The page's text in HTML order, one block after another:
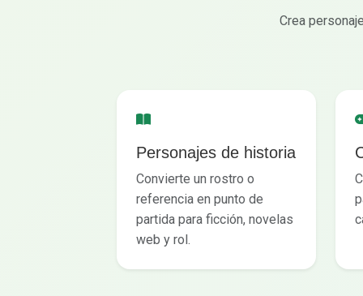
Crea
Personajes de historia
Convierte un rostro o
referencia en punto de
partida para ficción, novelas
web y rol.